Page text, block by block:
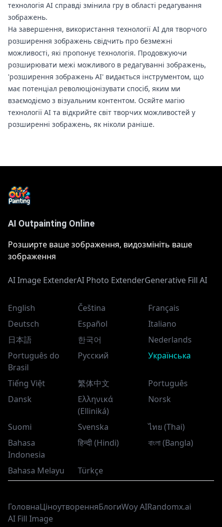
технологія AI справді змінила гру в області редагування
зображень.
На завершення, використання технології AI для творчого
розширення зображень свідчить про безмежні
можливості, які пропонує технологія. Продовжуючи
розширювати межі можливого в редагуванні зображень,
'розширення зображень AI' ​​видається інструментом, що
має потенціал революціонізувати спосіб, яким ми
взаємодіємо з візуальним контентом. Осяйте магію
технології AI та відкрийте світ творчих можливостей у
розширенні зображень, як ніколи раніше.
AI Outpainting Online
Розширте ваше зображення, видозмініть ваше
зображення
AI Image ExtenderAI Photo ExtenderGenerative Fill AI
English Čeština
Français
Deutsch
Español
Italiano
日本語
한국어
Nederlands
Português do
Brasil
Русский Українська
Tiếng Việt 繁体中文
Português
Dansk
Ελληνικά
(Elliniká)
Norsk
Suomi Svenska
ไทย (Thai)
Bahasa
Indonesia
हिन्दी (Hindi) বাংলা (Bangla)
Bahasa Melayu Türkçe
ГоловнаЦіноутворенняБлогиWoy AIRandomx.ai
AI Fill Image